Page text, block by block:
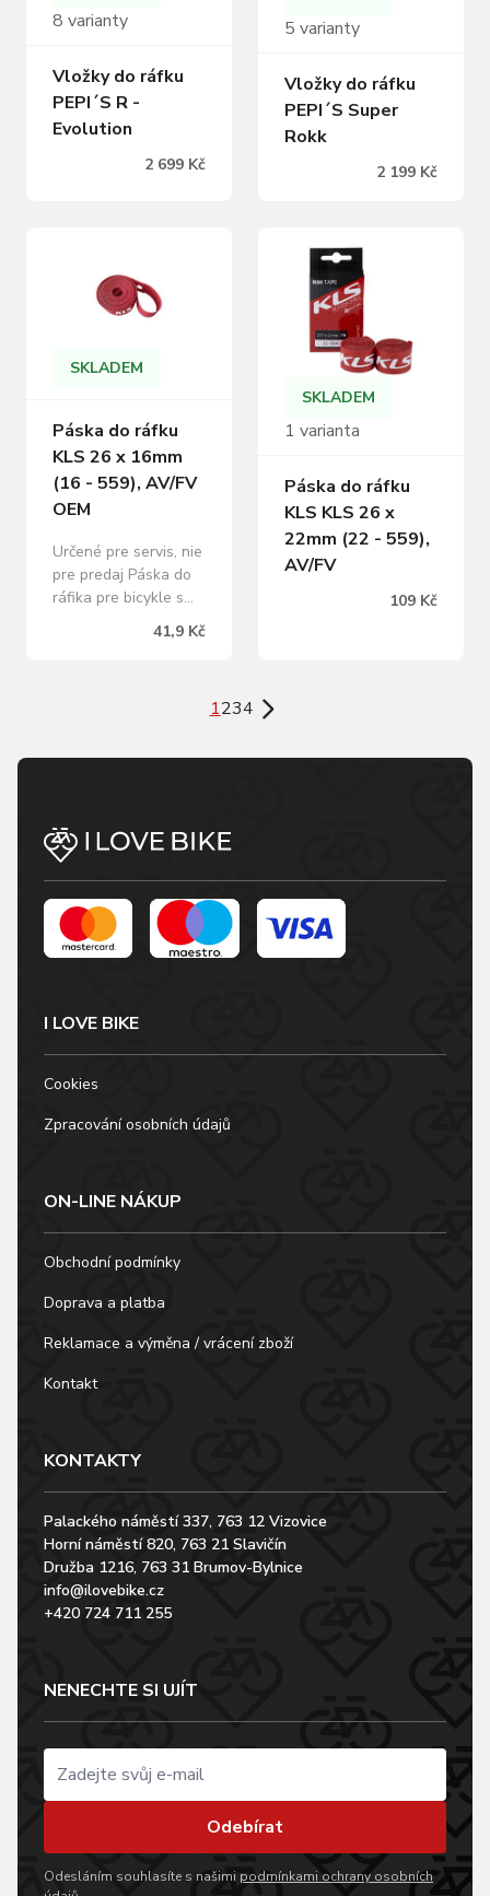
8 varianty
Vložky do ráfku
PEPI´S R -
Evolution
2 699 Kč
5 varianty
Vložky do ráfku
PEPI´S Super
Rokk
2 199 Kč
SKLADEM
Páska do ráfku
KLS 26 x 16mm
(16 - 559), AV/FV
OEM
Určené pre servis, nie
pre predaj Páska do
ráfika pre bicykle s
dvojstenný ráfik
AV / FV Šírka: 16mm
41,9 Kč
SKLADEM
1 varianta
Páska do ráfku
KLS KLS 26 x
22mm (22 - 559),
AV/FV
109 Kč
1234
I LOVE BIKE
Cookies
Zpracování osobních údajů
ON-LINE NÁKUP
Obchodní podmínky
Doprava a platba
Reklamace a výměna / vrácení zboží
Kontakt
KONTAKTY
Palackého náměstí 337, 763 12 Vizovice
Horní náměstí 820, 763 21 Slavičín
Družba 1216, 763 31 Brumov-Bylnice
info@ilovebike.cz
+420 724 711 255
NENECHTE SI UJÍT
Odebírat
Odesláním souhlasíte s našimi podmínkami ochrany osobních